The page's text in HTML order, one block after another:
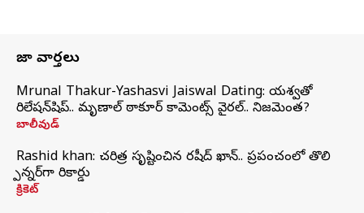
తాజా వార్తలు
Mrunal Thakur-Yashasvi Jaiswal Dating: యశస్వితో
రిలేషన్‌షిప్.. మృణాల్ ఠాకూర్ కామెంట్స్ వైరల్.. నిజమెంత?
బాలీవుడ్
Rashid khan: చరిత్ర సృష్టించిన రషీద్ ఖాన్.. ప్రపంచంలో తొలి
స్పిన్నర్‌గా రికార్డు
క్రికెట్